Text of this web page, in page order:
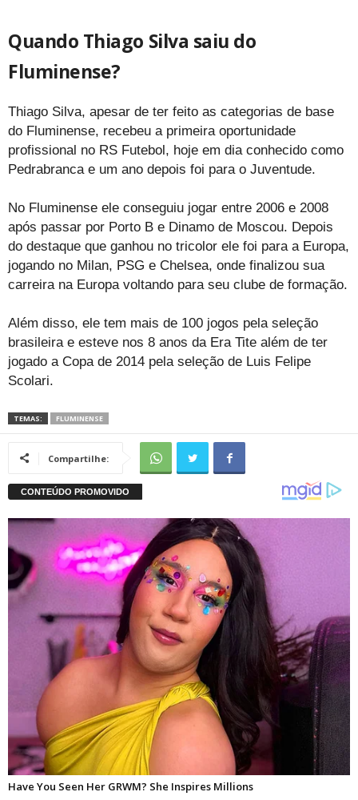
Quando Thiago Silva saiu do
Fluminense?
Thiago Silva, apesar de ter feito as categorias de base
do Fluminense, recebeu a primeira oportunidade
profissional no RS Futebol, hoje em dia conhecido como
Pedrabranca e um ano depois foi para o Juventude.
No Fluminense ele conseguiu jogar entre 2006 e 2008
após passar por Porto B e Dinamo de Moscou. Depois
do destaque que ganhou no tricolor ele foi para a Europa,
jogando no Milan, PSG e Chelsea, onde finalizou sua
carreira na Europa voltando para seu clube de formação.
Além disso, ele tem mais de 100 jogos pela seleção
brasileira e esteve nos 8 anos da Era Tite além de ter
jogado a Copa de 2014 pela seleção de Luis Felipe
Scolari.
TEMAS: FLUMINENSE
Compartilhe: